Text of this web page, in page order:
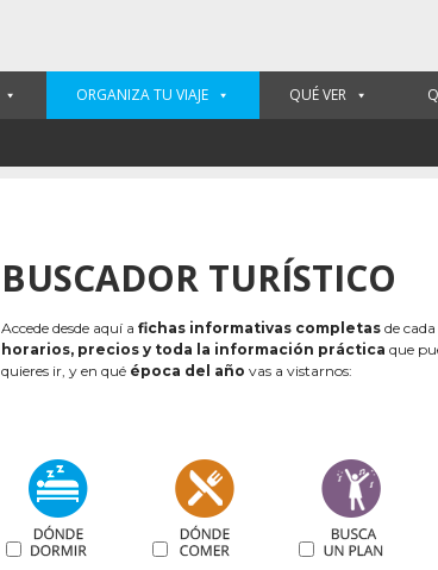
ORGANIZA TU VIAJE QUÉ VER
BUSCADOR TURÍSTICO
Accede desde aquí a fichas informativas completas de
horarios, precios y toda la información práctica que
quieres ir, y en qué época del año vas a vistarnos: